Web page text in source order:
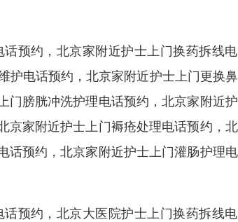
预约，北京家附近护士上门换药拆线
护电话预约，北京家附近护士上门更换
门膀胱冲洗护理电话预约，北京家附近
京家附近护士上门褥疮处理电话预约，
话预约，北京家附近护士上门灌肠护理
预约，北京大医院护士上门换药拆线